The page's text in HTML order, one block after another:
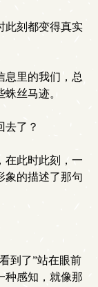
此刻都变得真实
息里的我们，总
丝马迹。
了？
在此时此刻，一
象的描述了那句
到了”站在眼前
种感知，就像那